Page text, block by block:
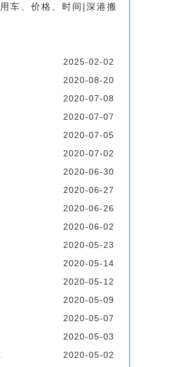
车、价格、时间|深港搬
2025-02-02
2020-08-20
2020-07-08
2020-07-07
2020-07-05
2020-07-02
2020-06-30
2020-06-27
2020-06-26
2020-06-02
2020-05-23
2020-05-14
2020-05-12
2020-05-09
2020-05-07
2020-05-03
2020-05-02